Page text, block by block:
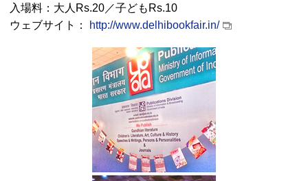
入場料：大人Rs.20／子どもRs.10
ウェブサイト：
http://www.delhibookfair.in/